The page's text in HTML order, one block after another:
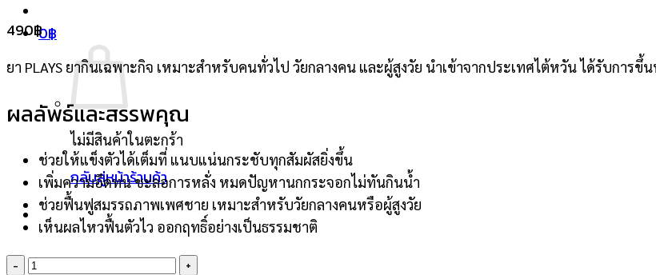
0฿
ไม่มีสินค้าในตะกร้า
กลับสู่หน้าร้านค้า
490฿
ยา PLAYS ยากินเฉพาะกิจ เหมาะสำหรับคนทั่วไป วัยกลางคน และผู้สูงวัย นำเข้าจากประเทศไต้หวัน ได้รับการขึ้
ผลลัพธ์และสรรพคุณ
ช่วยให้แข็งตัวได้เต็มที่ แนบแน่นกระชับทุกสัมผัสยิ่งขึ้น
เพิ่มความอึดทน ชะลอการหลั่ง หมดปัญหานกกระจอกไม่ทันกินน้ำ
ช่วยฟื้นฟูสมรรถภาพเพศชาย เหมาะสำหรับวัยกลางคนหรือผู้สูงวัย
เห็นผลไหวฟื้นตัวไว ออกฤทธิ์อย่างเป็นธรรมชาติ
จำนวน